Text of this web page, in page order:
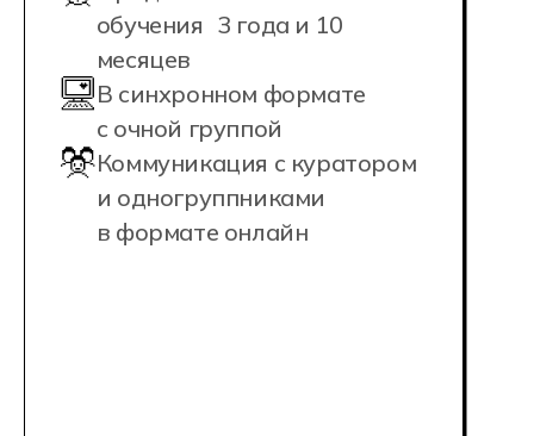
В наших учебных корпусах
предусмотрено всё необходимое:
современное оборудование, удобные
пространства для работы в команде,
зоны отдыха и спорта, а также
киберспортивные полигоны и игровые
площадки для соревнований.
НАШИ КАМПУСЫ